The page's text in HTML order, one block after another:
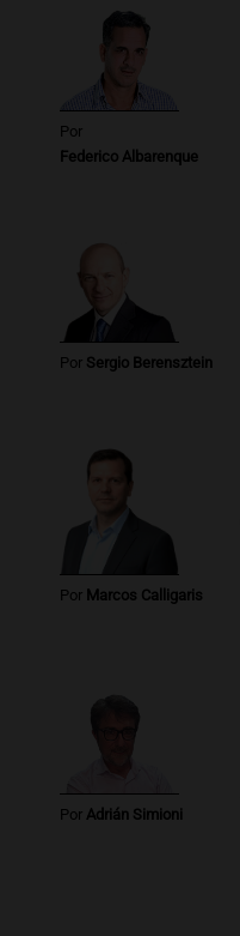
Episodios
Por
Federico Albarenque
Por Sergio Berensztein
Por Marcos Calligaris
Por Adrián Simioni